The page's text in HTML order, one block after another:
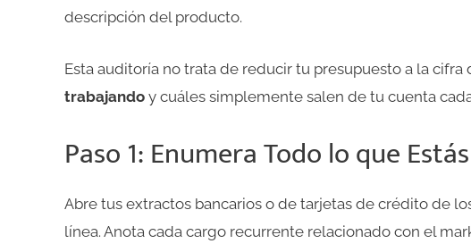
descripción del producto.
Esta auditoría no trata de reducir tu presupuesto a la cifra
trabajando y cuáles simplemente salen de tu cuenta
Paso 1: Enumera Todo lo que
Abre tus extractos bancarios o de tarjetas de crédito de
línea. Anota cada cargo recurrente relacionado con el